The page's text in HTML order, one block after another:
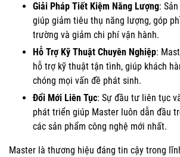
Giải Pháp Tiết Kiệm Năng Lượng:
giúp giảm tiêu thụ năng lượng, góp
trường và giảm chi phí vận hành.
Hỗ Trợ Kỹ Thuật Chuyên Nghiệp:
hỗ trợ kỹ thuật tận tình, giúp khách
chóng mọi vấn đề phát sinh.
Đổi Mới Liên Tục: Sự đầu tư liên tục
phát triển giúp Master luôn dẫn đầu
các sản phẩm công nghệ mới nhất.
Master là thương hiệu đáng tin cậy trong